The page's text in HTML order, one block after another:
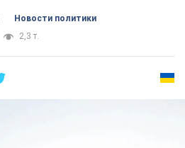
Новости политики
2,3 т.